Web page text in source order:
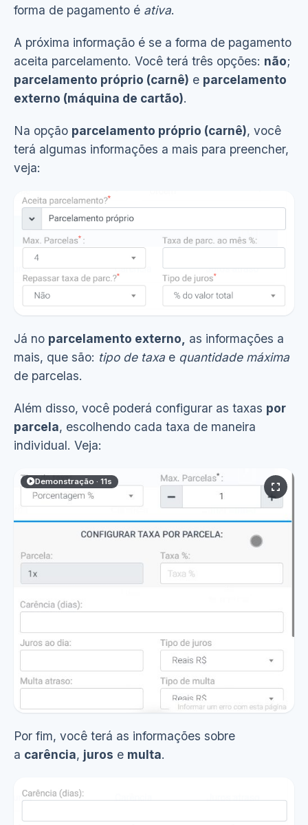
forma de pagamento é ativa.
A próxima informação é se a forma de pagamento
aceita parcelamento. Você terá três opções: não;
parcelamento próprio (carnê) e parcelamento
externo (máquina de cartão).
Na opção parcelamento próprio (carnê), você
terá algumas informações a mais para preencher,
veja:
Já no parcelamento externo, as informações a
mais, que são: tipo de taxa e quantidade máxima
de parcelas.
Além disso, você poderá configurar as taxas por
parcela, escolhendo cada taxa de maneira
individual. Veja:
Ver demonstração
Demonstração · 11s
Por fim, você terá as informações sobre
a carência, juros e multa.